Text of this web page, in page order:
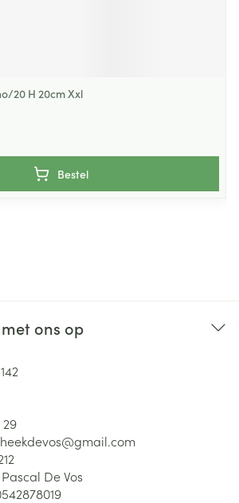
20 H 20cm Xxl
Bestel
ons op
29
gmail.com
Pascal De Vos